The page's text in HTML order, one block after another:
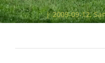
| 2009-09-12,